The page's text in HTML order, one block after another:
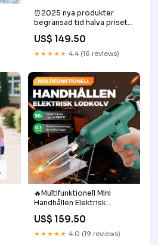
⏰2025 nya produkter
begränsad tid halva priset
event✨Automatisk
mörkare svetshjälm för att
säkerställa ögonsäkerhet
US$ 149.50
★★★★★ 4.4 (16 reviews)
🔥Multifunktionell Mini
Handhållen Elektrisk
Lödkolv🔧🎯 Women Cloth
US$ 159.50
★★★★★ 4.0 (19 reviews)